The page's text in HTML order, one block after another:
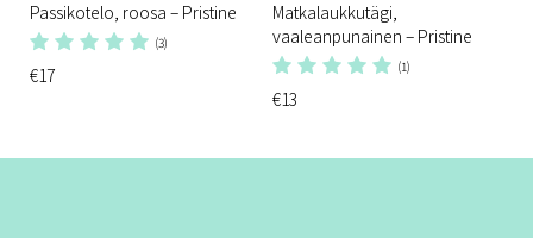
Passikotelo, roosa – Pristine
(3)
€17
Matkalaukkutägi,
vaaleanpunainen – Pristine
(1)
€13